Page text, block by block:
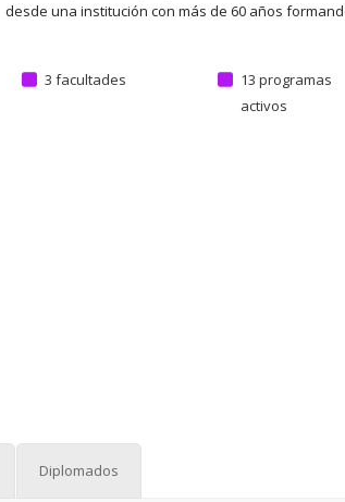
desde una institución con más de 60 años
3 facultades
13 programas
activos
Diplomados